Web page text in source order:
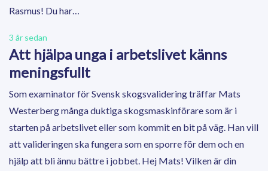
Rasmus! Du har…
3 år sedan
Att hjälpa unga i arbetslivet känns
meningsfullt
Som examinator för Svensk skogsvalidering träffar Mats
Westerberg många duktiga skogsmaskinförare som är i
starten på arbetslivet eller som kommit en bit på väg. Han vill
att valideringen ska fungera som en sporre för dem och en
hjälp att bli ännu bättre i jobbet. Hej Mats! Vilken är din